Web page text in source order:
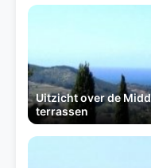
Uitzicht over de
terrassen